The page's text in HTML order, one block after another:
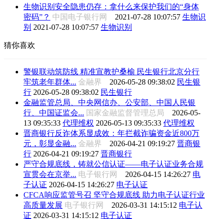
生物识别安全隐患仍存：拿什么来保护我们的“身体
密码”？ 中国电子银行网 2021-07-28 10:07:57 生物识
别 2021-07-28 10:07:57 生物识别
猜你喜欢
警银联动筑防线 精准宣教护桑榆 民生银行北京分行
牢筑老年群体... 金融界 2026-05-28 09:38:02 民生银
行 2026-05-28 09:38:02 民生银行
金融监管总局、中央网信办、公安部、中国人民银
行、中国证监会... 国家金融监督管理总局 2026-05-
13 09:35:33 代理维权 2026-05-13 09:35:33 代理维权
晋商银行反诈体系显成效：年拦截诈骗资金近800万
元，彰显金融... 金融界 2026-04-21 09:19:27 晋商银
行 2026-04-21 09:19:27 晋商银行
严守合规底线，铸就公信认证——电子认证业务合规
宣贯会在京举... 电子银行网 2026-04-15 14:26:27 电
子认证 2026-04-15 14:26:27 电子认证
CFCA响应监管号召 坚守合规底线 助力电子认证行业
高质量发展 电子银行网 2026-03-31 14:15:12 电子认
证 2026-03-31 14:15:12 电子认证